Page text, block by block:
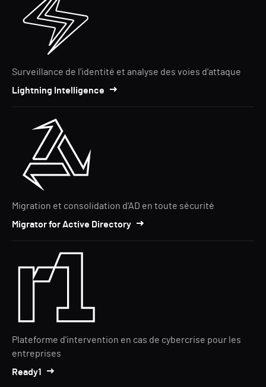
Surveillance de l'identité et analyse des voies d'attaque
Lightning Intelligence
Migration et consolidation d'AD en toute sécurité
Migrator for Active Directory
Plateforme d'intervention en cas de cybercrise pour les
entreprises
Ready1